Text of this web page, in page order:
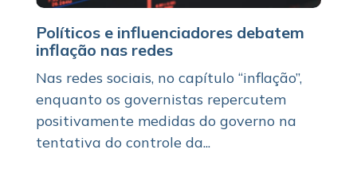
Políticos e influenciadores debatem
inflação nas redes
Nas redes sociais, no capítulo “inflação”,
enquanto os governistas repercutem
positivamente medidas do governo na
tentativa do controle da...